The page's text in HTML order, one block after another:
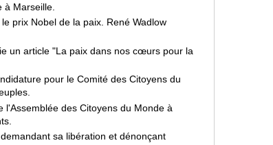
à Marseille.
prix Nobel de la paix. René Wadlow
un article "La paix dans nos cœurs pour la
pour le Comité des Citoyens du
l'Assemblée des Citoyens du Monde à
sa libération et dénonçant